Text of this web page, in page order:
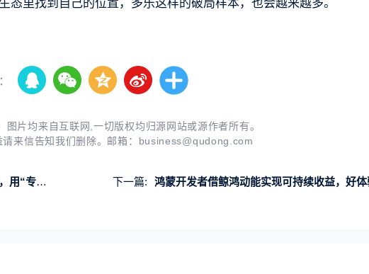
里找到自己的位置，多乐这样的破局样本，也会越来越多。
图片均来自互联网,一切版权均归源网站或源作者所有。
来信告知我们删除。邮箱： business@qudong.com
极致体验 下一篇: 鸿蒙开发者借鲸鸿动能实现可持续收益，好体验下的商业正